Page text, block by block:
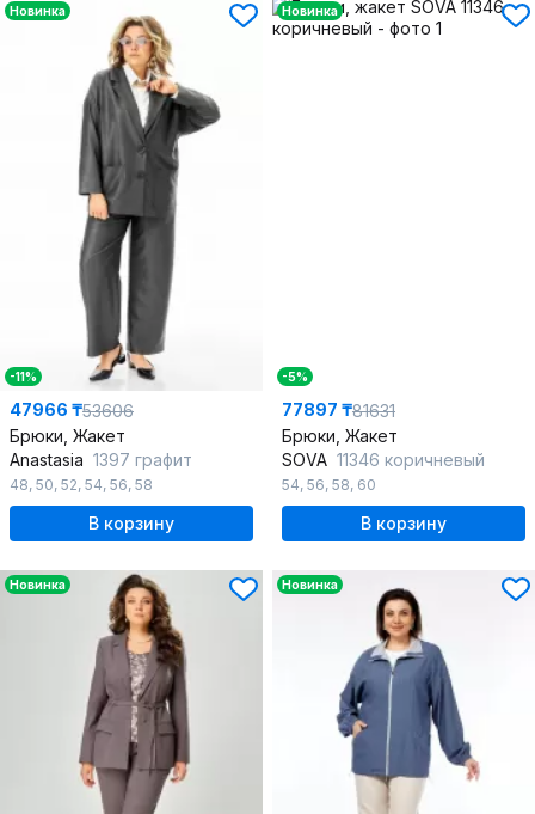
Новинка
-11%
47966 ₸53606
Брюки, Жакет
Anastasia 1397 графит
48, 50, 52, 54, 56, 58
В корзину
Новинка
-5%
77897 ₸81631
Брюки, Жакет
SOVA 11346 коричневый
54, 56, 58, 60
В корзину
Новинка Новинка